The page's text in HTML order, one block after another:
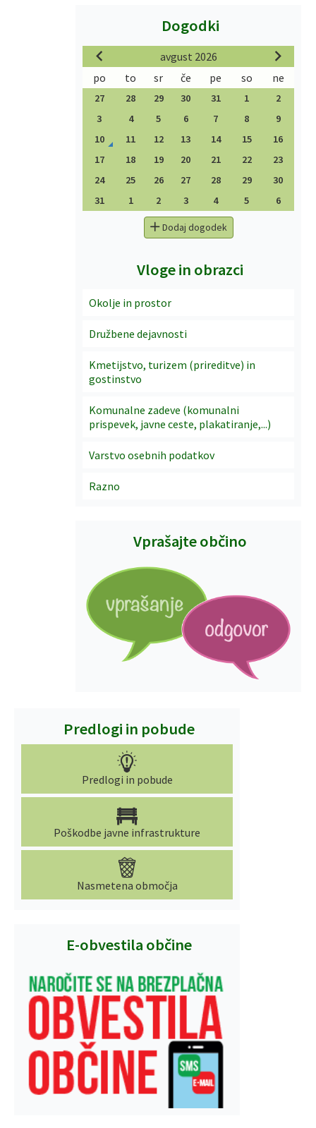
Dogodki
avgust 2026
po
to sr če pe so ne
27 28 29 30 31 1
2
3
4 5 6 7 8
9
10
11 12 13 14 15
16
17
18 19 20 21 22
23
24
25 26 27 28 29
30
31
1 2 3 4 5 6
Dodaj dogodek
Vloge in obrazci
Okolje in prostor
Družbene dejavnosti
Kmetijstvo, turizem (prireditve) in
gostinstvo
Komunalne zadeve (komunalni
prispevek, javne ceste, plakatiranje,...)
Varstvo osebnih podatkov
Razno
Vprašajte občino
Predlogi in pobude
Predlogi in pobude
Poškodbe javne infrastrukture
Nasmetena območja
E-obvestila občine